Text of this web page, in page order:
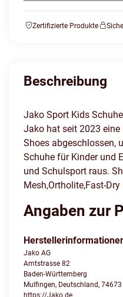
Zertifizierte Produkte
Beschreibung
Jako Sport Kids
Jako hat seit 2023
Shoes abgeschlossen,
Schuhe für Kinder und
und Schulsport raus.
Mesh,Ortholite,Fast-
Angaben zur
Jako AG
Amtstrasse 82
Baden-Württemberg
Mulfingen, Deutschland, 74673
https://Jako.de